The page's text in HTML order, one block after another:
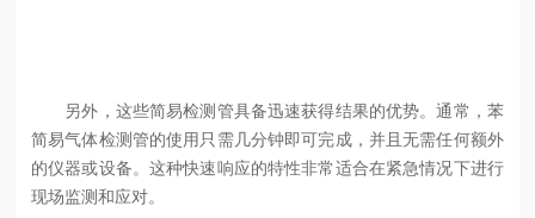
另外，这些简易检测管具备迅速获得结果的优势。通常，苯
简易气体检测管的使用只需几分钟即可完成，并且无需任何额外
的仪器或设备。这种快速响应的特性非常适合在紧急情况下进行
现场监测和应对。